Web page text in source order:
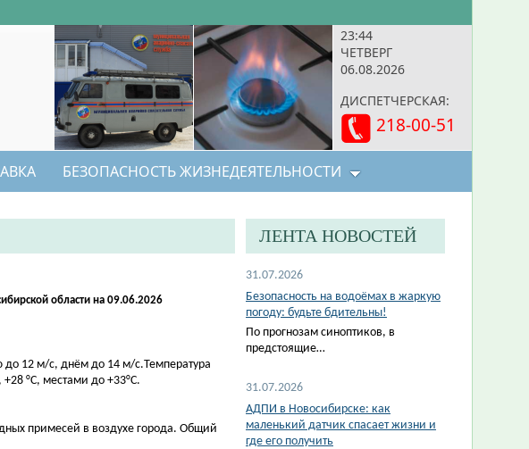
23:44
ЧЕТВЕРГ
06.08.2026
ДИСПЕТЧЕРСКАЯ:
218-00-51
БЕЗОПАСНОСТЬ ЖИЗНЕДЕЯТЕЛЬНОСТИ
области на 09.06.2026
12 м/с, днём до 14 м/с.Температура
°С, местами до +33°С.
примесей в воздухе города. Общий
ЛЕНТА НОВОСТЕЙ
31.07.2026
Безопасность на водоёмах в жаркую
погоду: будьте бдительны!
По прогнозам синоптиков, в
предстоящие…
31.07.2026
АДПИ в Новосибирске: как
маленький датчик спасает жизни и
где его получить